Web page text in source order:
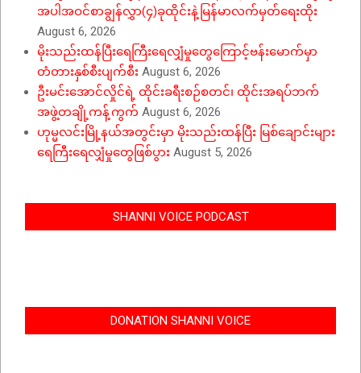
အပါအဝင်စာချွန်လွှာ(၄)ခုထိုင်းနဲ့မြန်မာလက်မှတ်ရေးထိုး
August 6, 2026
မိုးသည်းထန်ပြီးရေကြီးရေလျှံမှုတွေကြောင့်ဗန်းမောက်မှာ
တံတားနှစ်စီးပျက်စီး August 6, 2026
ဦးမင်းအောင်လှိုင်ရဲ့ ထိုင်းခရီးစဉ်စတင်၊ ထိုင်းအရပ်ဘက်
အဖွဲ့တချို့ကန့်ကွက် August 6, 2026
ဟုမ္မလင်းမြို့နယ်အတွင်းမှာ မိုးသည်းထန်ပြီး မြစ်ချောင်းများ
ရေကြီးရေလျှံမှုတွေဖြစ်ပွား August 5, 2026
SHANNI VOICE PODCAST
DONATION SHANNI VOICE